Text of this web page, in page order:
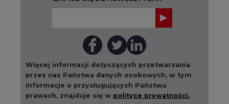
Więcej informacji dotyczących przetwarzania
przez nas Państwa danych osobowych, w tym
informacje o przysługujących Państwu
prawach, znajduje się w polityce prywatności.